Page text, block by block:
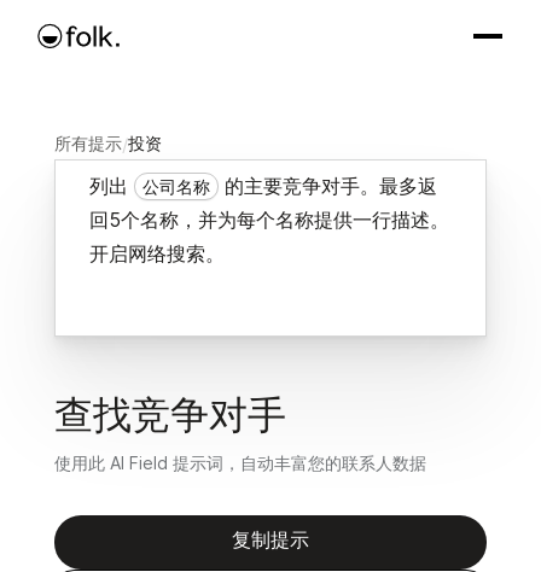
所有提示/投资
列出 公司名称
的主要竞争对手。最多返
回5个名称，并为每个名称提供一行描述。
开启网络搜索。
查找竞争对手
使用此 AI Field 提示词，自动丰富您的联系人数据
复制提示